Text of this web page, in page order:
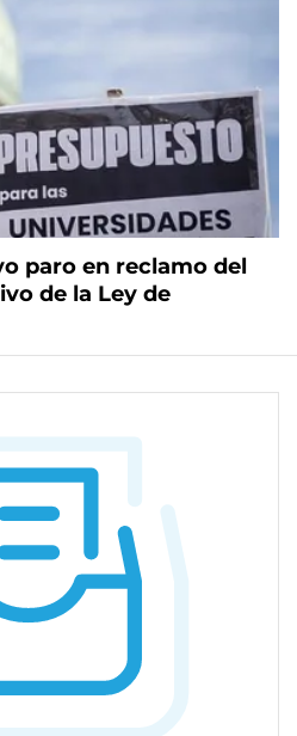
paro en reclamo del
de la Ley de